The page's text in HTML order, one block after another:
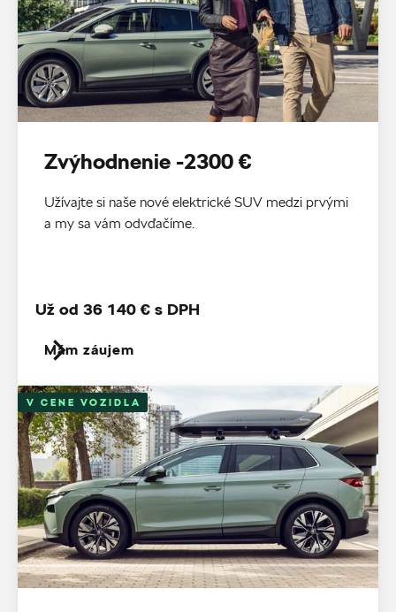
Zvýhodnenie -2300 €
Užívajte si naše nové elektrické SUV medzi prvými
a my sa vám odvďačíme.
Mám záujem
Už od 36 140 € s DPH
V CENE VOZIDLA